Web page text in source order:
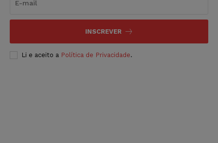
INSCREVER
Li e aceito a Política de Privacidade.